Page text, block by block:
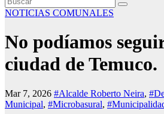
NOTICIAS COMUNALES
No podíamos
ciudad de Temuco.
Mar 7, 2026 #Alcalde Roberto Neira,
Municipal, #Microbasural,